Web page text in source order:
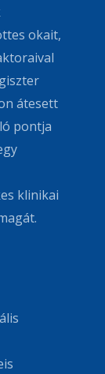
okait,
átesett
pontja
klinikai